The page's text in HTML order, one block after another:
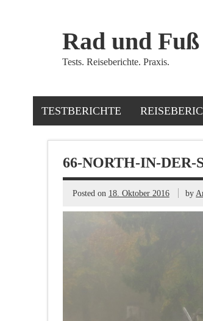
Rad und Fuß
Tests. Reiseberichte. Praxis.
TESTBERICHTE
66-NORTH-IN-DER-
Posted on 18. Oktober 2016 by